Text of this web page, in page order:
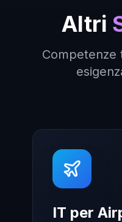
Altri
Competenze
IT per